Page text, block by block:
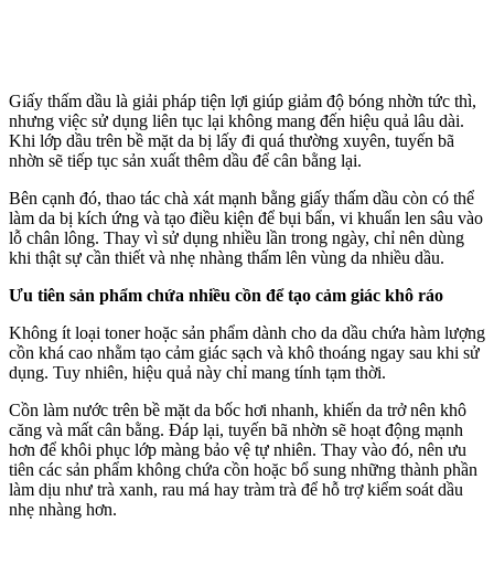
Giấy thấm dầu là giải pháp tiện lợi giúp giảm độ bóng nhờn tức thì,
nhưng việc sử dụng liên tục lại không mang đến hiệu quả lâu dài.
Khi lớp dầu trên bề mặt da bị lấy đi quá thường xuyên, tuyến bã
nhờn sẽ tiếp tục sản xuất thêm dầu để cân bằng lại.
Bên cạnh đó, thao tác chà xát mạnh bằng giấy thấm dầu còn có thể
làm da bị kích ứng và tạo điều kiện để bụi bẩn, vi khuẩn len sâu vào
lỗ chân lông. Thay vì sử dụng nhiều lần trong ngày, chỉ nên dùng
khi thật sự cần thiết và nhẹ nhàng thấm lên vùng da nhiều dầu.
Ưu tiên sản phẩm chứa nhiều cồn để tạo cảm giác khô ráo
Không ít loại toner hoặc sản phẩm dành cho da dầu chứa hàm lượng
cồn khá cao nhằm tạo cảm giác sạch và khô thoáng ngay sau khi sử
dụng. Tuy nhiên, hiệu quả này chỉ mang tính tạm thời.
Cồn làm nước trên bề mặt da bốc hơi nhanh, khiến da trở nên khô
căng và mất cân bằng. Đáp lại, tuyến bã nhờn sẽ hoạt động mạnh
hơn để khôi phục lớp màng bảo vệ tự nhiên. Thay vào đó, nên ưu
tiên các sản phẩm không chứa cồn hoặc bổ sung những thành phần
làm dịu như trà xanh, rau má hay tràm trà để hỗ trợ kiểm soát dầu
nhẹ nhàng hơn.